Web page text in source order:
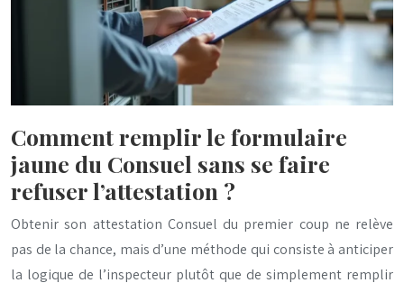
Comment remplir le formulaire
jaune du Consuel sans se faire
refuser l’attestation ?
Obtenir son attestation Consuel du premier coup ne relève
pas de la chance, mais d’une méthode qui consiste à anticiper
la logique de l’inspecteur plutôt que de simplement remplir